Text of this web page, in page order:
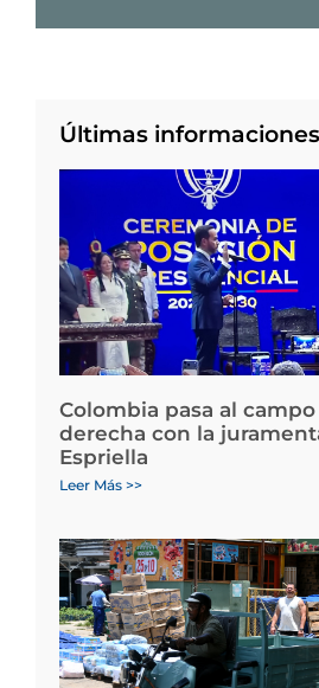
Últimas informaciones
Colombia pasa al
derecha con la
Espriella
Leer Más >>